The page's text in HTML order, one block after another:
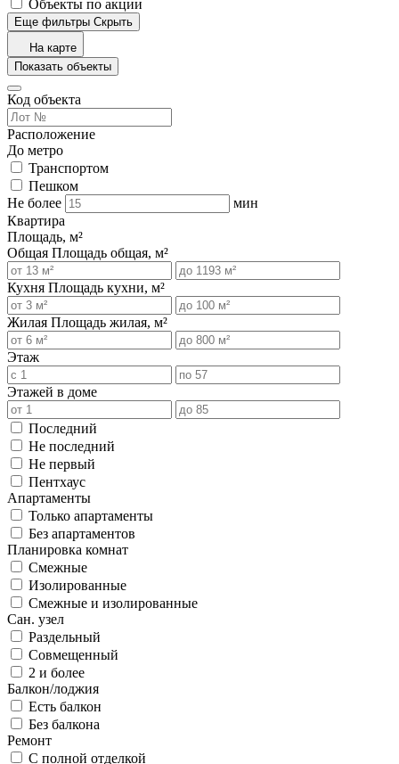
Объекты по акции
Еще фильтры Скрыть
На карте
Показать объекты
Код объекта
Расположение
До метро
Транспортом
Пешком
Не более
мин
Квартира
Площадь, м²
Общая Площадь общая, м²
Кухня Площадь кухни, м²
Жилая Площадь жилая, м²
Этаж
Этажей в доме
Последний
Не последний
Не первый
Пентхаус
Апартаменты
Только апартаменты
Без апартаментов
Планировка комнат
Смежные
Изолированные
Смежные и изолированные
Сан. узел
Раздельный
Совмещенный
2 и более
Балкон/лоджия
Есть балкон
Без балкона
Ремонт
С полной отделкой